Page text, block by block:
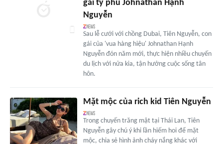
gái tỷ phú Johnathan Hạnh
Nguyễn
Sau lễ cưới với chồng Dubai, Tiên Nguyễn, con
gái của 'vua hàng hiệu' Johnathan Hạnh
Nguyễn đón năm mới, thực hiện nhiều chuyến
du lịch với nửa kia, tận hưởng cuộc sống tân
hôn.
Mặt mộc của rich kid Tiên Nguyễn
Trong chuyến trăng mật tại Thái Lan, Tiên
Nguyễn gây chú ý khi lần hiếm hoi để mặt
mộc, chia sẻ hình ảnh cháy nắng khác với